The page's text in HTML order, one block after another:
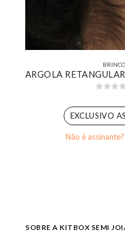
EXCLUSIVO
Não é
SOBRE A KITBOX SEMI